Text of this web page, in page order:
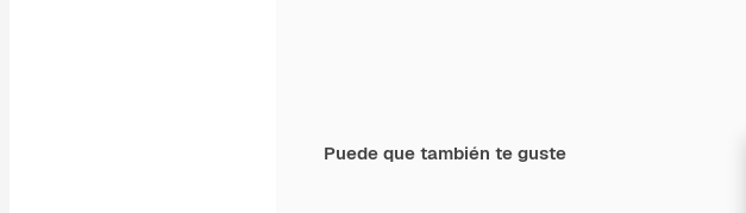
Puede que también te guste